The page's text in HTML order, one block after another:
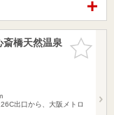
お気に入
りに追加
斎橋天然温泉
出口から、大阪メトロ